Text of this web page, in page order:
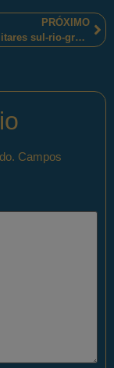
PRÓXIMO
Policiais militares sul-rio-grandenses e o “Beatle” Paul McCartney
Campos